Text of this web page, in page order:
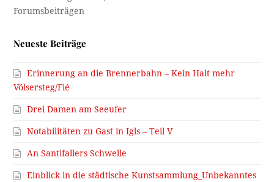
Neueste Beiträge
Erinnerung an die Brennerbahn – Kein Halt mehr
Völsersteg/Fié
Drei Damen am Seeufer
Notabilitäten zu Gast in Igls – Teil V
An Santifallers Schwelle
Einblick in die städtische Kunstsammlung_Unbekanntes